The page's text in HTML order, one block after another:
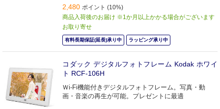
2,480 ポイント (10%)
商品入荷後のお届け ※1か月以上かかる場合がございます
お取り寄せ
有料長期保証(延長)承り中 ラッピング承り中
コダック デジタルフォトフレーム Kodak ホワイ
ト RCF-106H
Ｗi-Fi機能付きデジタルフォトフレーム。写真・動
画・音楽の再生が可能。プレゼントに最適